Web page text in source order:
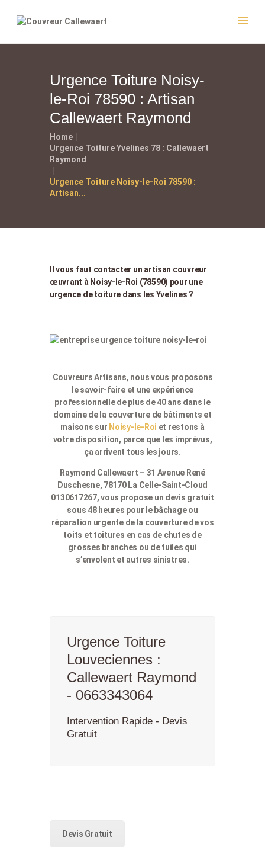
Urgence Toiture Noisy-
le-Roi 78590 : Artisan
Callewaert Raymond
Home
Urgence Toiture Yvelines 78 : Callewaert
Raymond
Urgence Toiture Noisy-le-Roi 78590 :
Artisan...
Accueil
Couvreur
Réalisations
Contact
Il vous faut contacter un artisan couvreur
œuvrant à Noisy-le-Roi (78590) pour une
urgence de toiture dans les Yvelines ?
Couvreurs Artisans, nous vous proposons
le savoir-faire et une expérience
professionnelle de plus de 40 ans dans le
domaine de la couverture de bâtiments et
maisons sur Noisy-le-Roi et restons à
votre disposition, parce que les imprévus,
ça arrivent tous les jours.
Raymond Callewaert – 31 Avenue René
Duschesne, 78170 La Celle-Saint-Cloud
0130617267, vous propose un devis gratuit
sous 48 heures pour le bâchage ou
réparation urgente de la couverture de vos
toits et toitures en cas de chutes de
grosses branches ou de tuiles qui
s’envolent et autres sinistres.
Urgence Toiture
Louveciennes :
Callewaert Raymond
- 0663343064
Intervention Rapide - Devis
Gratuit
Devis Gratuit